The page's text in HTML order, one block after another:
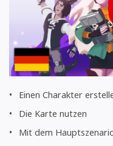
Einen Charakter
Die Karte nutzen
Mit dem